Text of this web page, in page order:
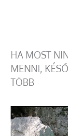
HA MOST
MENNI,
TÖBB